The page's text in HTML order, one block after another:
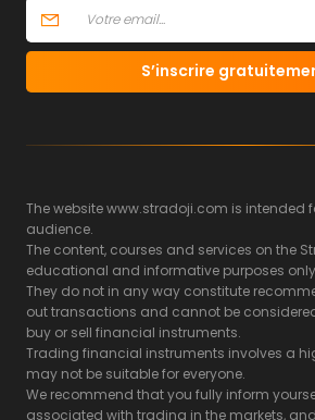
S’inscrire
The website www.stradoji.com is intended
audience.
The content, courses and services on the
educational and informative purposes
They do not in any way constitute
out transactions and cannot be
buy or sell financial instruments.
Trading financial instruments involves a
may not be suitable for everyone.
We recommend that you fully inform
associated with trading in the markets,